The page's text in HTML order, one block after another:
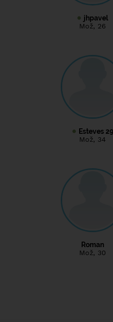
jhpavel
Mož, 26
Esteves 29
Mož, 34
Roman
Mož, 30